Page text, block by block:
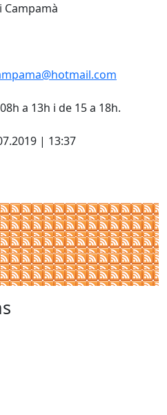
Campamà
a 13h i de 15 a 18h.
| 13:37